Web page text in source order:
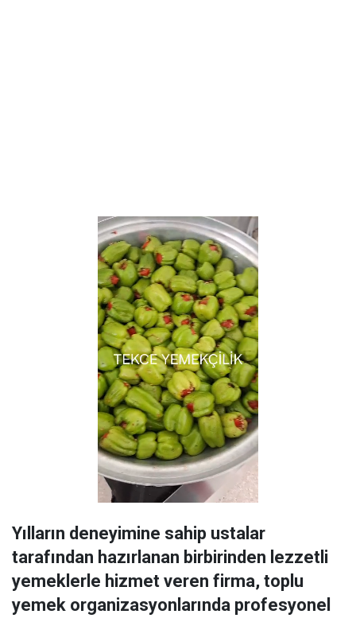
Yılların deneyimine sahip ustalar
tarafından hazırlanan birbirinden lezzetli
yemeklerle hizmet veren firma, toplu
yemek organizasyonlarında profesyonel